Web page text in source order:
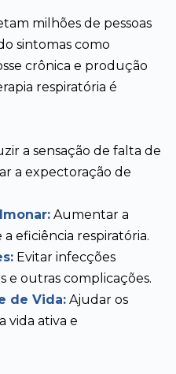
milhões de pessoas
sintomas como
crônica e produção
respiratória é
a sensação de falta de
a expectoração de
Aumentar a
eficiência respiratória.
Evitar infecções
e outras complicações.
de Vida: Ajudar os
vida ativa e